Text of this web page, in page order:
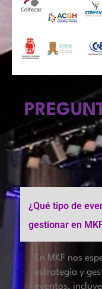
¿Qué tipo de
gestionar en
En MKF nos
estrategia y
eventos,